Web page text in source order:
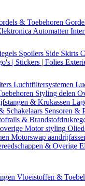
& Toebehoren
Automatten
Spoilers Side Skirts
| Stickers | Folies
Luchtfiltersystemen
Styling delen
& Krukassen
Schakelaars Sensoren &
&
Motor styling
Motorswap
& Overige
Vloeistoffen &